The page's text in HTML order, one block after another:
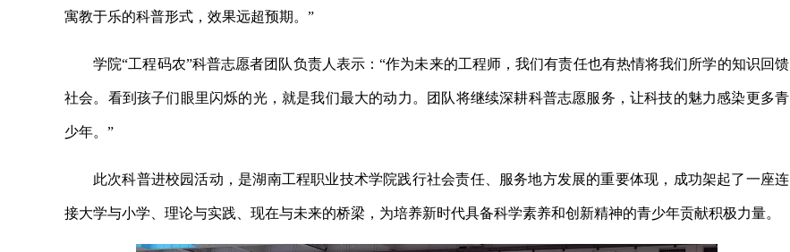
寓教于乐的科普形式，效果远超预期。”
学院“工程码农”科普志愿者团队负责人表示：“作为未来的工程师，我们有责任也有热情将我们所学的知识回馈
社会。看到孩子们眼里闪烁的光，就是我们最大的动力。团队将继续深耕科普志愿服务，让科技的魅力感染更多青
少年。”
此次科普进校园活动，是湖南工程职业技术学院践行社会责任、服务地方发展的重要体现，成功架起了一座连
接大学与小学、理论与实践、现在与未来的桥梁，为培养新时代具备科学素养和创新精神的青少年贡献积极力量。